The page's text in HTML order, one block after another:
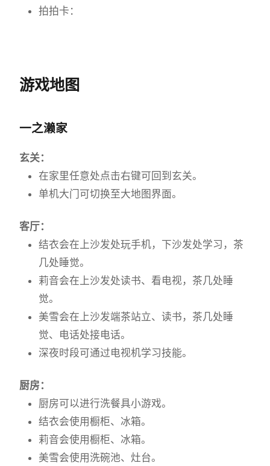
拍拍卡：
游戏地图
一之濑家
玄关：
在家里任意处点击右键可回到玄关。
单机大门可切换至大地图界面。
客厅：
结衣会在上沙发处玩手机，下沙发处学习，茶
几处睡觉。
莉音会在上沙发处读书、看电视，茶几处睡
觉。
美雪会在上沙发端茶站立、读书，茶几处睡
觉、电话处接电话。
深夜时段可通过电视机学习技能。
厨房：
厨房可以进行洗餐具小游戏。
结衣会使用橱柜、冰箱。
莉音会使用橱柜、冰箱。
美雪会使用洗碗池、灶台。